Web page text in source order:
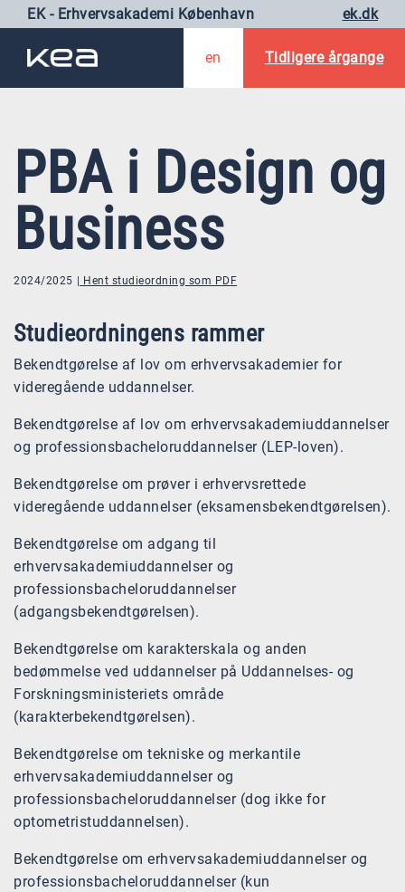
EK - Erhvervsakademi København ek.dk
en Tidligere årgange
PBA i Design og
Business
2024/2025 Hent studieordning som PDF
Studieordningens rammer
Bekendtgørelse af lov om erhvervsakademier for
videregående uddannelser.
Bekendtgørelse af lov om erhvervsakademiuddannelser
og professionsbacheloruddannelser (LEP-loven).
Bekendtgørelse om prøver i erhvervsrettede
videregående uddannelser (eksamensbekendtgørelsen).
Bekendtgørelse om adgang til
erhvervsakademiuddannelser og
professionsbacheloruddannelser
(adgangsbekendtgørelsen).
Bekendtgørelse om karakterskala og anden
bedømmelse ved uddannelser på Uddannelses- og
Forskningsministeriets område
(karakterbekendtgørelsen).
Bekendtgørelse om tekniske og merkantile
erhvervsakademiuddannelser og
professionsbacheloruddannelser (dog ikke for
optometristuddannelsen).
Bekendtgørelse om erhvervsakademiuddannelser og
professionsbacheloruddannelser (kun